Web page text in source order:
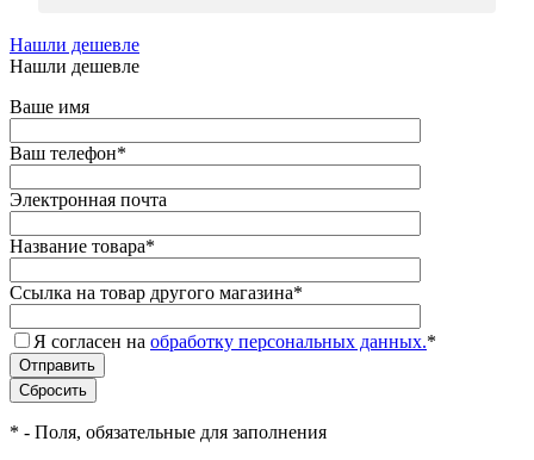
Нашли дешевле
Нашли дешевле
Ваше имя
Ваш телефон*
Электронная почта
Название товара*
Ссылка на товар другого магазина*
Я согласен на обработку персональных данных.*
* - Поля, обязательные для заполнения